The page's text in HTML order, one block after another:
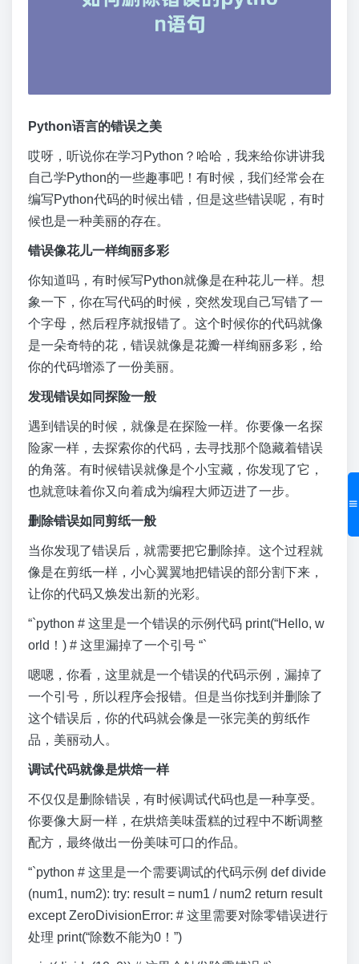
Python语言的错误之美
哎呀，听说你在学习Python？哈哈，我来给你讲讲我
自己学Python的一些趣事吧！有时候，我们经常会在
编写Python代码的时候出错，但是这些错误呢，有时
候也是一种美丽的存在。
错误像花儿一样绚丽多彩
你知道吗，有时候写Python就像是在种花儿一样。想
象一下，你在写代码的时候，突然发现自己写错了一
个字母，然后程序就报错了。这个时候你的代码就像
是一朵奇特的花，错误就像是花瓣一样绚丽多彩，给
你的代码增添了一份美丽。
发现错误如同探险一般
遇到错误的时候，就像是在探险一样。你要像一名探
险家一样，去探索你的代码，去寻找那个隐藏着错误
的角落。有时候错误就像是个小宝藏，你发现了它，
也就意味着你又向着成为编程大师迈进了一步。
删除错误如同剪纸一般
当你发现了错误后，就需要把它删除掉。这个过程就
像是在剪纸一样，小心翼翼地把错误的部分割下来，
让你的代码又焕发出新的光彩。
“`python # 这里是一个错误的示例代码 print(“Hello, w
orld！) # 这里漏掉了一个引号 “`
嗯嗯，你看，这里就是一个错误的代码示例，漏掉了
一个引号，所以程序会报错。但是当你找到并删除了
这个错误后，你的代码就会像是一张完美的剪纸作
品，美丽动人。
调试代码就像是烘焙一样
不仅仅是删除错误，有时候调试代码也是一种享受。
你要像大厨一样，在烘焙美味蛋糕的过程中不断调整
配方，最终做出一份美味可口的作品。
“`python # 这里是一个需要调试的代码示例 def divide
(num1, num2): try: result = num1 / num2 return result
except ZeroDivisionError: # 这里需要对除零错误进行
处理 print(“除数不能为0！”)